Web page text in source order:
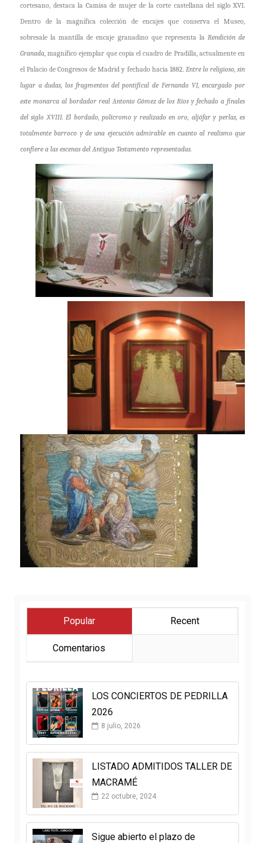
cortesano, destaca la Camisa de mujer de la corte castellana del siglo XVI.
Dentro de la magnífica colección de encajes que conserva el Museo,
sobresale la mantilla de encaje granadino que representa la Rendición de
Granada , magnífico ejemplar que copia el cuadro de Pradilla, actualmente en
el Palacio de Congresos de Madrid y fechado hacia 1882. Entre lo religioso, sin
lugar a dudas, los fragmentos del pontifical de Fernando VI, encargado por
este monarca al bordador real Antonio Gómez de los Ríos y fechado a finales
del siglo XVIII. El bordado, polícromo y realizado en oro, aljófar y perlas, es
totalmente barroco y de una ejecución admirable en cuanto al realismo que
confiere a las escenas del Antiguo Testamento representadas.
Popular Recent
Comentarios
LOS CONCIERTOS DE PEDRILLA
2026
8 julio, 2026
LISTADO ADMITIDOS TALLER DE
MACRAMÉ
22 octubre, 2024
Sigue abierto el plazo de